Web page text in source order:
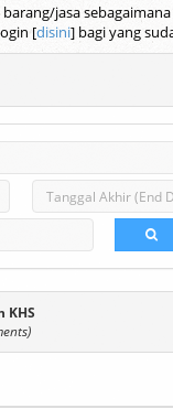
jasa
[disini] bagi yang
KHS